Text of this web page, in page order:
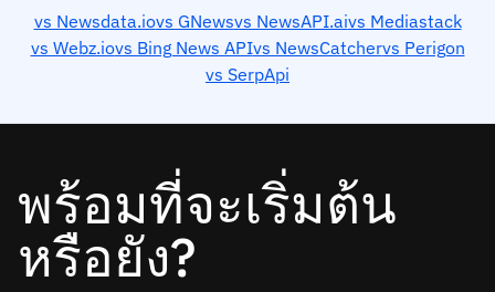
vs Newsdata.iovs GNewsvs NewsAPI.aivs Mediastack
vs Webz.iovs Bing News APIvs NewsCatchervs Perigon
vs SerpApi
พร้อมที่จะเริ่มต้น
หรือยัง?